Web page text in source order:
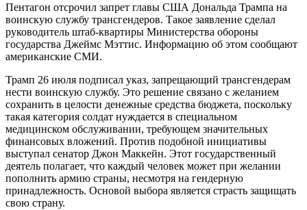
Пентагон отсрочил запрет главы США Дональда Трампа на
воинскую службу трансгендеров. Такое заявление сделал
руководитель штаб-квартиры Министерства обороны
государства Джеймс Мэттис. Информацию об этом сообщают
американские СМИ.
Трамп 26 июля подписал указ, запрещающий трансгендерам
нести воинскую службу. Это решение связано с желанием
сохранить в целости денежные средства бюджета, поскольку
такая категория солдат нуждается в специальном
медицинском обслуживании, требующем значительных
финансовых вложений. Против подобной инициативы
выступал сенатор Джон Маккейн. Этот государственный
деятель полагает, что каждый человек может при желании
пополнить армию страны, несмотря на гендерную
принадлежность. Основой выбора является страсть защищать
свою страну.